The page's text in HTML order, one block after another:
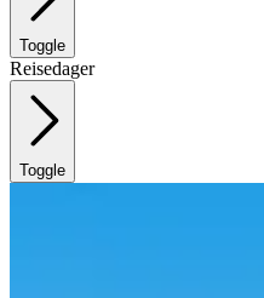
Toggle
Reisedager
Toggle